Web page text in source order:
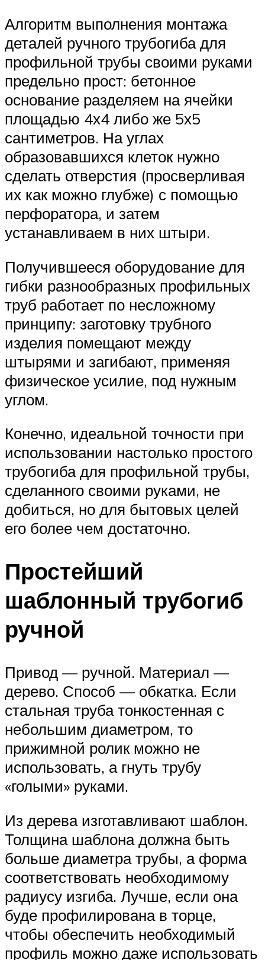
Алгоритм выполнения монтажа
деталей ручного трубогиба для
профильной трубы своими руками
предельно прост: бетонное
основание разделяем на ячейки
площадью 4х4 либо же 5х5
сантиметров. На углах
образовавшихся клеток нужно
сделать отверстия (просверливая
их как можно глубже) с помощью
перфоратора, и затем
устанавливаем в них штыри.
Получившееся оборудование для
гибки разнообразных профильных
труб работает по несложному
принципу: заготовку трубного
изделия помещают между
штырями и загибают, применяя
физическое усилие, под нужным
углом.
Конечно, идеальной точности при
использовании настолько простого
трубогиба для профильной трубы,
сделанного своими руками, не
добиться, но для бытовых целей
его более чем достаточно.
Простейший
шаблонный трубогиб
ручной
Привод — ручной. Материал —
дерево. Способ — обкатка. Если
стальная труба тонкостенная с
небольшим диаметром, то
прижимной ролик можно не
использовать, а гнуть трубу
«голыми» руками.
Из дерева изготавливают шаблон.
Толщина шаблона должна быть
больше диаметра трубы, а форма
соответствовать необходимому
радиусу изгиба. Лучше, если она
буде профилирована в торце,
чтобы обеспечить необходимый
профиль можно даже использовать